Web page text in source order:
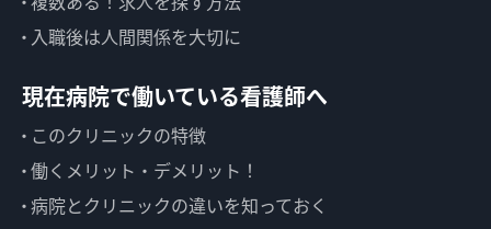
入職後は人間関係を大切に
現在病院で働いている看護師へ
このクリニックの特徴
働くメリット・デメリット！
病院とクリニックの違いを知っておく